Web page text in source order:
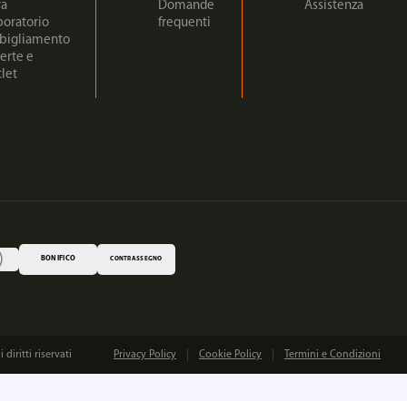
e
Domande
frequenti
Assistenza
BONIFICO CONTRASSEGNO
i diritti riservati Privacy Policy Cookie Policy Termini e Condizioni